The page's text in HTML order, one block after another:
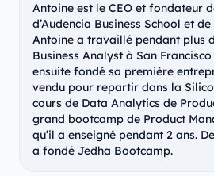
Antoine est le CEO et fondateur
d’Audencia Business School et
Antoine a travaillé pendant plus
Business Analyst à San
ensuite fondé sa première
vendu pour repartir dans la
cours de Data Analytics de
grand bootcamp de Product
qu’il a enseigné pendant 2 ans.
a fondé Jedha Bootcamp.